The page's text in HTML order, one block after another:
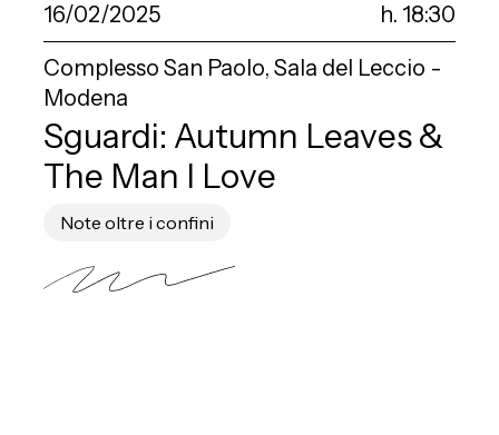
16/02/2025
h. 18:30
Complesso San Paolo, Sala del Leccio -
Modena
Sguardi: Autumn Leaves &
The Man I Love
Note oltre i confini